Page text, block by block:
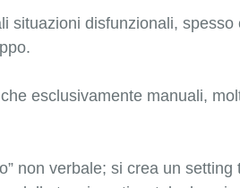
situazioni disfunzionali,
esclusivamente manuali,
non verbale; si crea un